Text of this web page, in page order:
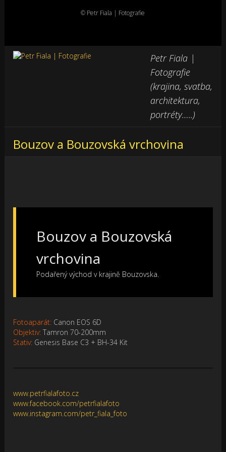
© Petr Fiala | Fotografie
Petr Fiala |
Fotografie
(krajina, svatba,
architektura,
portréty…..)
Bouzov a Bouzovská vrchovina
Bouzov a Bouzovská
vrchovina
Podařený východ v krajině Bouzovska.
Fotoaparát: Canon EOS 6D
Objektiv: Tamron 70-200mm
Stativ: Genesis Base C3 + BH-34 Kit
www.petrfialafoto.cz
www.facebook.com/petrfialafoto
www.instagram.com/petr_fiala_foto